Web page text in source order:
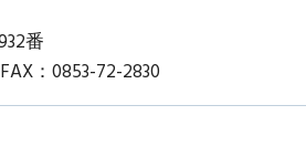
番
：0853-72-2830